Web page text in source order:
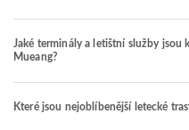
Jaké terminály a letištní služby
Mueang?
Které jsou nejoblíbenější letecké